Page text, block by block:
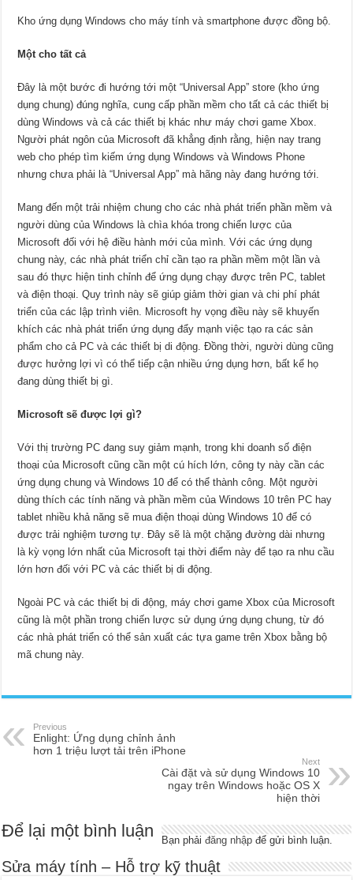
Kho ứng dụng Windows cho máy tính và smartphone được đồng bộ.
Một cho tất cả
Đây là một bước đi hướng tới một “Universal App” store (kho ứng
dụng chung) đúng nghĩa, cung cấp phần mềm cho tất cả các thiết bị
dùng Windows và cả các thiết bị khác như máy chơi game Xbox.
Người phát ngôn của Microsoft đã khẳng định rằng, hiện nay trang
web cho phép tìm kiếm ứng dụng Windows và Windows Phone
nhưng chưa phải là “Universal App” mà hãng này đang hướng tới.
Mang đến một trải nhiệm chung cho các nhà phát triển phần mềm và
người dùng của Windows là chìa khóa trong chiến lược của
Microsoft đối với hệ điều hành mới của mình. Với các ứng dụng
chung này, các nhà phát triển chỉ cần tạo ra phần mềm một lần và
sau đó thực hiện tinh chỉnh để ứng dụng chạy được trên PC, tablet
và điện thoại. Quy trình này sẽ giúp giảm thời gian và chi phí phát
triển của các lập trình viên. Microsoft hy vọng điều này sẽ khuyến
khích các nhà phát triển ứng dụng đẩy mạnh việc tạo ra các sản
phẩm cho cả PC và các thiết bị di động. Đồng thời, người dùng cũng
được hưởng lợi vì có thể tiếp cận nhiều ứng dụng hơn, bất kể họ
đang dùng thiết bị gì.
Microsoft sẽ được lợi gì?
Với thị trường PC đang suy giảm mạnh, trong khi doanh số điện
thoại của Microsoft cũng cần một cú hích lớn, công ty này cần các
ứng dụng chung và Windows 10 để có thể thành công. Một người
dùng thích các tính năng và phần mềm của Windows 10 trên PC hay
tablet nhiều khả năng sẽ mua điện thoại dùng Windows 10 để có
được trải nghiệm tương tự. Đây sẽ là một chặng đường dài nhưng
là kỳ vọng lớn nhất của Microsoft tại thời điểm này để tạo ra nhu cầu
lớn hơn đối với PC và các thiết bị di động.
Ngoài PC và các thiết bị di động, máy chơi game Xbox của Microsoft
cũng là một phần trong chiến lược sử dụng ứng dụng chung, từ đó
các nhà phát triển có thể sản xuất các tựa game trên Xbox bằng bộ
mã chung này.
Previous
Enlight: Ứng dụng chỉnh ảnh
hơn 1 triệu lượt tải trên iPhone
Next
Cài đặt và sử dụng Windows 10
ngay trên Windows hoặc OS X
hiện thời
Để lại một bình luận Bạn phảiđăng nhập để gửi bình luận.
Sửa máy tính – Hỗ trợ kỹ thuật